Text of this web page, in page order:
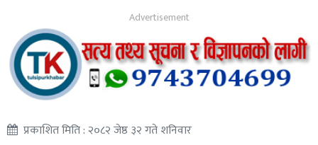
प्रकाशित मिति : २०८२ जेष्ठ ३२ गते शनिवार